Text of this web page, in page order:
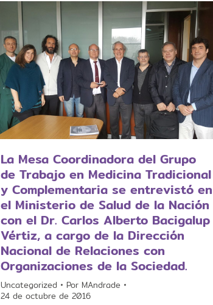
La Mesa Coordinadora del Grupo
de Trabajo en Medicina Tradicional
y Complementaria se entrevistó en
el Ministerio de Salud de la Nación
con el Dr. Carlos Alberto Bacigalup
Vértiz, a cargo de la Dirección
Nacional de Relaciones con
Organizaciones de la Sociedad.
Uncategorized Por MAndrade
24 de octubre de 2016